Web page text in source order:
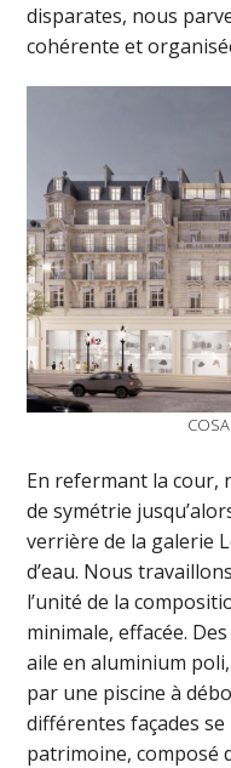
disparates, nous
cohérente et
En refermant la cour,
de symétrie
verrière de la galerie
d’eau. Nous
l’unité de la
minimale, effacée.
aile en aluminium
par une piscine à
différentes façades
patrimoine, composé